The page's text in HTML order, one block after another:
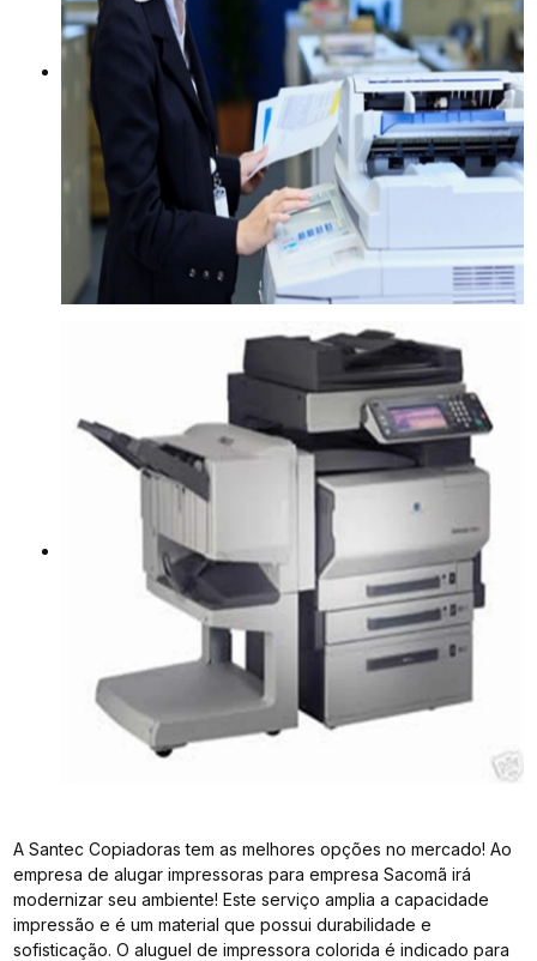
A Santec Copiadoras tem as melhores opções no mercado! Ao
empresa de alugar impressoras para empresa Sacomã irá
modernizar seu ambiente! Este serviço amplia a capacidade
impressão e é um material que possui durabilidade e
sofisticação. O aluguel de impressora colorida é indicado para